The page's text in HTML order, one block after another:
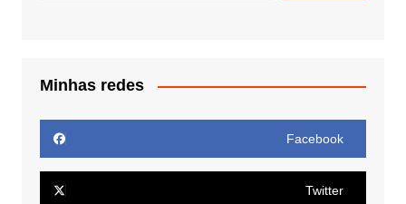
Minhas redes
Facebook
Twitter